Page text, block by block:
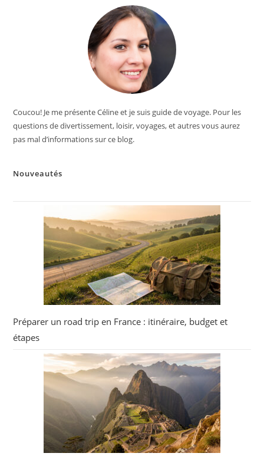
Coucou! Je me présente Céline et je suis guide de voyage. Pour les
questions de divertissement, loisir, voyages, et autres vous aurez
pas mal d’informations sur ce blog.
Nouveautés
Préparer un road trip en France : itinéraire, budget et
étapes